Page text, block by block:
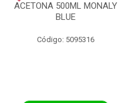
ACETONA 500ML MONALY
BLUE
Código: 5095316